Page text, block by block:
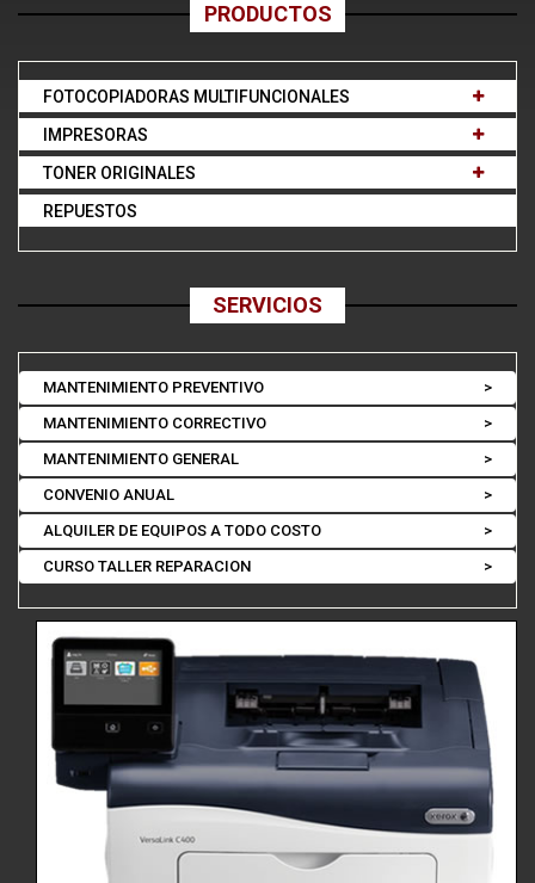
PRODUCTOS
FOTOCOPIADORAS MULTIFUNCIONALES
IMPRESORAS
TONER ORIGINALES
REPUESTOS
SERVICIOS
>
MANTENIMIENTO PREVENTIVO
>
MANTENIMIENTO CORRECTIVO
>
MANTENIMIENTO GENERAL
>
CONVENIO ANUAL
>
ALQUILER DE EQUIPOS A TODO COSTO
>
CURSO TALLER REPARACION